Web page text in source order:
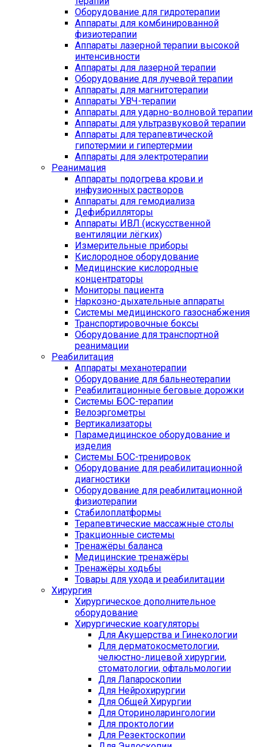
Оборудование для гидротерапии
Аппараты для комбинированной
физиотерапии
Аппараты лазерной терапии высокой
интенсивности
Аппараты для лазерной терапии
Оборудование для лучевой терапии
Аппараты для магнитотерапии
Аппараты УВЧ-терапии
Аппараты для ударно-волновой терапии
Аппараты для ультразвуковой терапии
Аппараты для терапевтической
гипотермии и гипертермии
Аппараты для электротерапии
Реанимация
Аппараты подогрева крови и
инфузионных растворов
Аппараты для гемодиализа
Дефибрилляторы
Аппараты ИВЛ (искусственной
вентиляции лёгких)
Измерительные приборы
Кислородное оборудование
Медицинские кислородные
концентраторы
Мониторы пациента
Наркозно-дыхательные аппараты
Системы медицинского газоснабжения
Транспортировочные боксы
Оборудование для транспортной
реанимации
Реабилитация
Аппараты механотерапии
Оборудование для бальнеотерапии
Реабилитационные беговые дорожки
Системы БОС-терапии
Велоэргометры
Вертикализаторы
Парамедицинское оборудование и
изделия
Системы БОС-тренировок
Оборудование для реабилитационной
диагностики
Оборудование для реабилитационной
физиотерапии
Стабилоплатформы
Терапевтические массажные столы
Тракционные системы
Тренажёры баланса
Медицинские тренажёры
Тренажёры ходьбы
Товары для ухода и реабилитации
Хирургия
Хирургическое дополнительное
оборудование
Хирургические коагуляторы
Для Акушерства и Гинекологии
Для дерматокосметологии,
челюстно-лицевой хирургии,
стоматологии, офтальмологии
Для Лапароскопии
Для Нейрохирургии
Для Общей Хирургии
Для Оториноларингологии
Для проктологии
Для Резектоскопии